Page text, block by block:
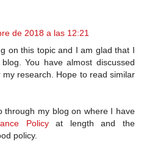
de 2018 a las 12:21
on this topic and I am glad that I
You have almost discussed
research. Hope to read similar
through my blog on where I have
Policyat length and the
policy.